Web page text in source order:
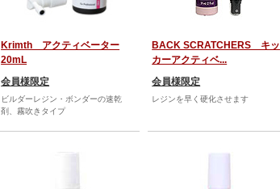
Krimth アクティベーター
20mL
会員様限定
ビルダーレジン・ボンダーの速乾
剤、霧吹きタイプ
BACK SCRATCHERS キッ
カーアクティベ...
会員様限定
レジンを早く硬化させます